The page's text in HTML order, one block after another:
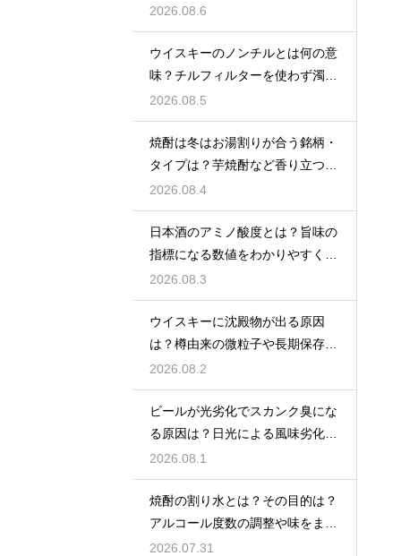
解説
2026.08.6
ウイスキーのノンチルとは何の意
味？チルフィルターを使わず濁り
をあえて残す製法
2026.08.5
焼酎は冬はお湯割りが合う銘柄・
タイプは？芋焼酎など香り立つ本
格焼酎で体が温まる
2026.08.4
日本酒のアミノ酸度とは？旨味の
指標になる数値をわかりやすく解
説
2026.08.3
ウイスキーに沈殿物が出る原因
は？樽由来の微粒子や長期保存で
成分が析出するため
2026.08.2
ビールが光劣化でスカンク臭にな
る原因は？日光による風味劣化を
解説
2026.08.1
焼酎の割り水とは？その目的は？
アルコール度数の調整や味をまろ
やかにする効果を解説
2026.07.31